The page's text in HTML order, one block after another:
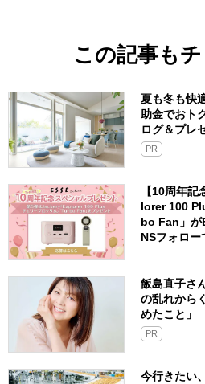
この記事もチ
夏も冬も快
助金でおト
ログ＆プレ
PR
【10周年
lorer 100
bo Fan」が
NSフォロー
飯島直子さ
の乱れから
めたこと」
PR
今行きたい